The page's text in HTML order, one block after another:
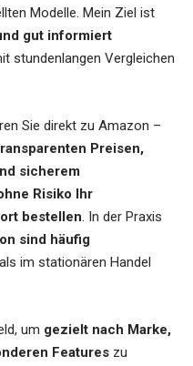
Modelle. Mein Ziel ist
gut informiert
stundenlangen Vergleichen
Sie direkt zu Amazon –
Preisen,
sicherem
Risiko Ihr
bestellen. In der Praxis
sind häufig
im stationären Handel
um gezielt nach Marke,
Features zu